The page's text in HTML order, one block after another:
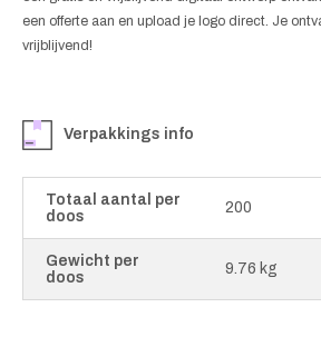
een offerte aan en upload je logo direct. Je
vrijblijvend!
Verpakkings info
Totaal aantal per
doos
200
Gewicht per
doos
9.76 kg